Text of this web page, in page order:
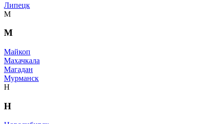
Липецк
М
М
Майкоп
Махачкала
Магадан
Мурманск
Н
Н